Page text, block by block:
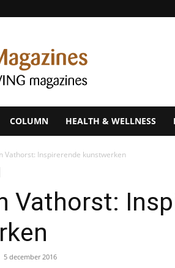
COLUMN HEALTH & WELLNESS
Vathorst: Inspirerende kunstwerken
Vathorst:
5 december 2016